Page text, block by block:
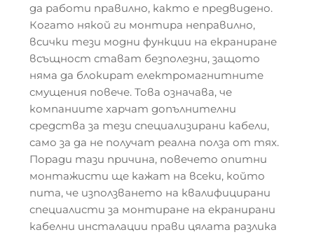
да работи правилно, както е предвидено.
Когато някой ги монтира неправилно,
всички тези модни функции на екраниране
всъщност стават безполезни, защото
няма да блокират електромагнитните
смущения повече. Това означава, че
компаниите харчат допълнителни
средства за тези специализирани кабели,
само за да не получат реална полза от тях.
Поради тази причина, повечето опитни
монтажисти ще кажат на всеки, който
пита, че използването на квалифицирани
специалисти за монтиране на екранирани
кабелни инсталации прави цялата разлика